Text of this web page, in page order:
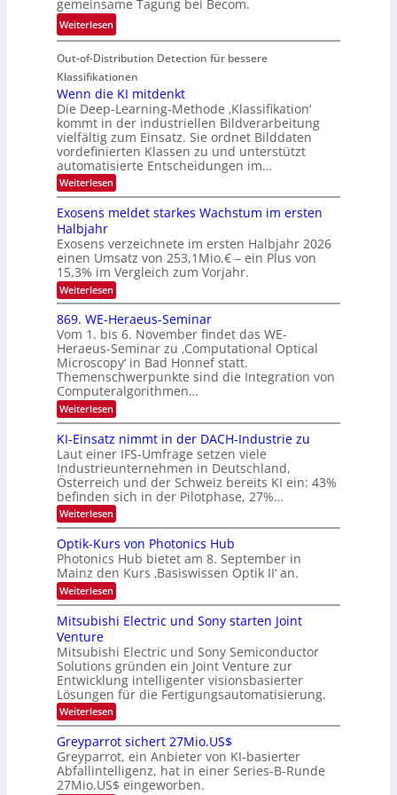
e
i
e
n
n
V
I
S
I
O
N
T
e
c
h
T
a
k
s
T
o
r
e
n
a
u
f
d
e
r
V
S
I
O
N
2
0
2
6
gemeinsame Tagung bei Becom.
Weiterlesen:
T
a
g
u
n
g
z
u
E
l
e
t
r
o
n
k
-
u
n
d
B
i
l
d
v
e
r
a
r
b
e
i
n
g
s
-
T
e
n
d
Out-of-Distribution Detection für bessere
Klassifikationen
Wenn die KI mitdenkt
Die Deep-Learning-Methode ‚Klassifikation‘
kommt in der industriellen Bildverarbeitung
vielfältig zum Einsatz. Sie ordnet Bilddaten
vordefinierten Klassen zu und unterstützt
automatisierte Entscheidungen im…
Weiterlesen:
W
n
d
i
e
K
I
m
i
t
d
e
n
k
t
Exosens meldet starkes Wachstum im ersten
Halbjahr
Exosens verzeichnete im ersten Halbjahr 2026
einen Umsatz von 253,1Mio.€ – ein Plus von
15,3% im Vergleich zum Vorjahr.
Weiterlesen:
E
x
o
s
e
n
s
m
e
l
d
e
t
s
t
a
r
k
e
W
a
c
h
s
u
i
m
e
r
s
t
e
n
H
a
l
b
869. WE-Heraeus-Seminar
Vom 1. bis 6. November findet das WE-
Heraeus-Seminar zu ‚Computational Optical
Microscopy‘ in Bad Honnef statt.
Themenschwerpunkte sind die Integration von
Computeralgorithmen…
Weiterlesen:
8
9
.
W
E
-
H
e
r
a
e
u
s
-
S
e
n
a
r
KI-Einsatz nimmt in der DACH-Industrie zu
Laut einer IFS-Umfrage setzen viele
Industrieunternehmen in Deutschland,
Österreich und der Schweiz bereits KI ein: 43%
befinden sich in der Pilotphase, 27%…
Weiterlesen:
K
-
E
i
n
s
t
n
m
m
t
i
n
d
e
r
D
A
Optik-Kurs von Photonics Hub
Photonics Hub bietet am 8. September in
Mainz den Kurs ‚Basiswissen Optik II‘ an.
Weiterlesen:
O
p
t
k
-
K
u
r
s
v
o
n
P
h
o
Mitsubishi Electric und Sony starten Joint
Venture
Mitsubishi Electric und Sony Semiconductor
Solutions gründen ein Joint Venture zur
Entwicklung intelligenter visionsbasierter
Lösungen für die Fertigungsautomatisierung.
Weiterlesen:
M
t
s
u
b
Greyparrot sichert 27Mio.US$
Greyparrot, ein Anbieter von KI-basierter
Abfallintelligenz, hat in einer Series-B-Runde
27Mio.US$ eingeworben.